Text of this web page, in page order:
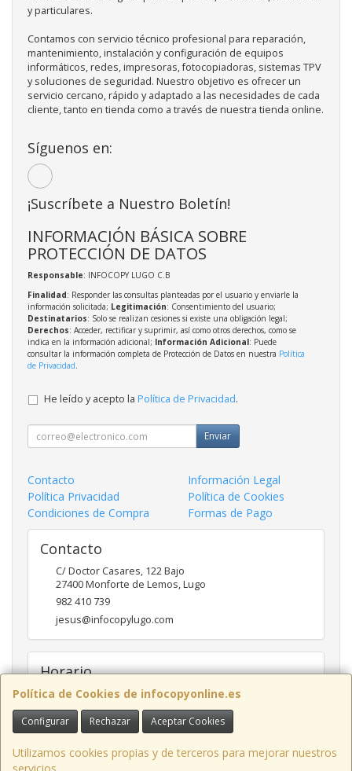
Política de Cookies de infocopyonline.es
Configurar Rechazar Aceptar Cookies
Utilizamos cookies propias y de terceros para mejorar nuestros
y particulares.
Contamos con servicio técnico profesional para reparación,
mantenimiento, instalación y configuración de equipos
informáticos, redes, impresoras, fotocopiadoras, sistemas TPV
y soluciones de seguridad. Nuestro objetivo es ofrecer un
servicio cercano, rápido y adaptado a las necesidades de cada
cliente, tanto en tienda como a través de nuestra tienda online.
Síguenos en:
¡Suscríbete a Nuestro Boletín!
INFORMACIÓN BÁSICA SOBRE
PROTECCIÓN DE DATOS
Responsable: INFOCOPY LUGO C.B
Finalidad: Responder las consultas planteadas por el usuario y enviarle la
información solicitada; Legitimación: Consentimiento del usuario;
Destinatarios: Solo se realizan cesiones si existe una obligación legal;
Derechos: Acceder, rectificar y suprimir, así como otros derechos, como se
indica en la información adicional; Información Adicional: Puede
consultar la información completa de Protección de Datos en nuestra Política
de Privacidad.
He leído y acepto la Política de Privacidad.
Enviar
Contacto
Información Legal
Política Privacidad
Política de Cookies
Condiciones de Compra
Formas de Pago
Contacto
C/ Doctor Casares, 122 Bajo
27400Monforte de Lemos,Lugo
982 410 739
jesus@infocopylugo.com
Horario
10:00 - 13:30 16:30 - 20:00
Infocopy Lugo, C.B. · C/ Doctor Casares, 122 Bajo, 27400 Monforte de
Lemos, Lugo, España · CIF: E27283464 · Tel.: 982 410 739 · Email: